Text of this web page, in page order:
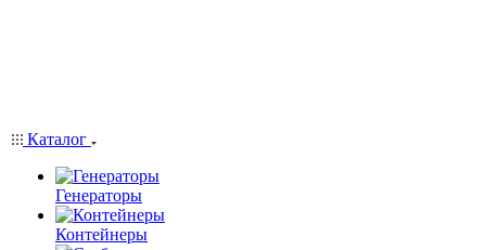
Каталог
Генераторы
Контейнеры